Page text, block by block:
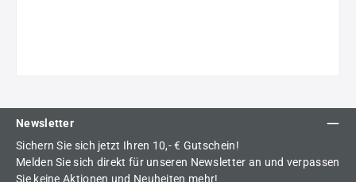
Newsletter
Sichern Sie sich jetzt Ihren 10,- € Gutschein!
Melden Sie sich direkt für unseren Newsletter an und verpassen
Sie keine Aktionen und Neuheiten mehr!